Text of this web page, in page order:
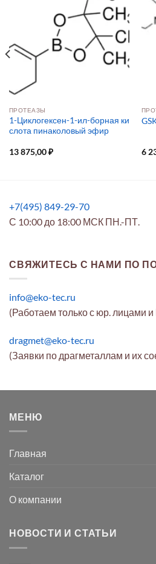
ПРОТЕАЗЫ
1-Циклогексен-1-ил-борная ки
слота пинаколовый эфир
13 875,00₽ 6
+7(495) 849-29-70
С 10:00 до 18:00 МСК ПН.-ПТ.
СВЯЖИТЕСЬ С НАМИ ПО
info@eko-tec.ru
(Работаем только с юр. лицами
dragmet@eko-tec.ru
(Заявки по драгметаллам и их
МЕНЮ
Главная
Каталог
О компании
НОВОСТИ И СТАТЬИ